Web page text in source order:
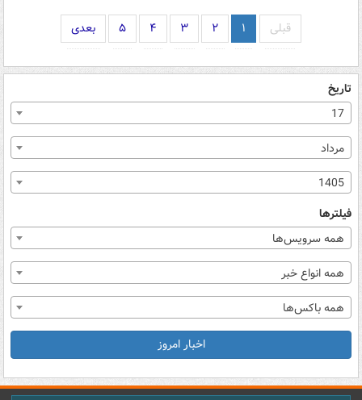
قبلی ۱ ۲ ۳ ۴ ۵ بعدی
تاریخ
17
مرداد
1405
فیلترها
همه سرویس‌ها
همه انواع خبر
همه باکس‌ها
اخبار امروز